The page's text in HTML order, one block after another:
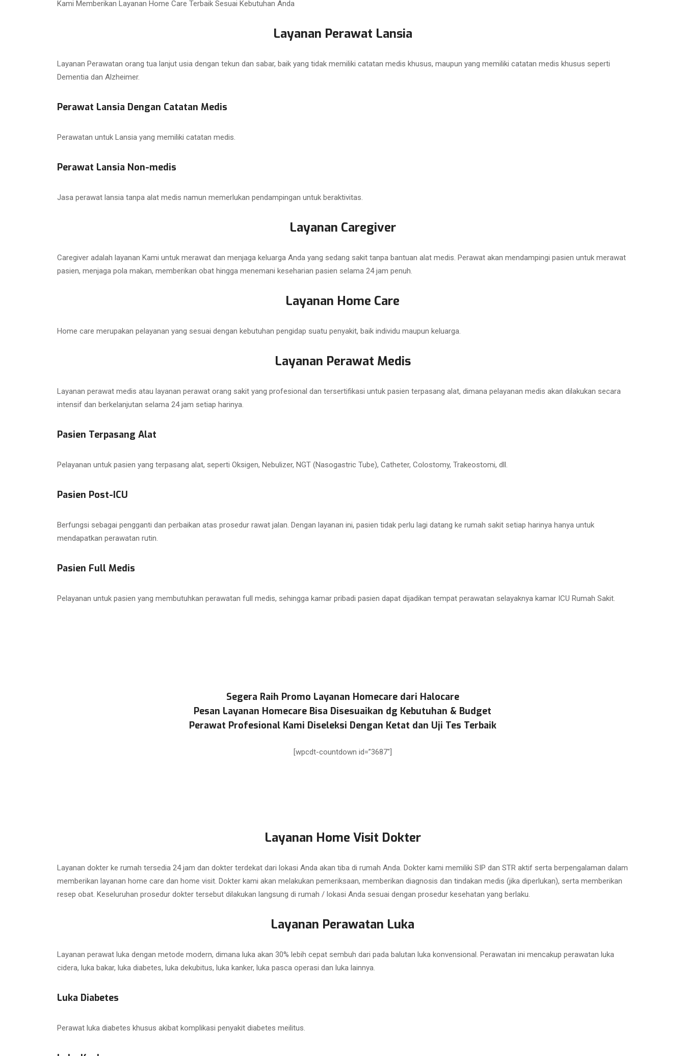
Kami Memberikan Layanan Home Care Terbaik Sesuai Kebutuhan Anda
Layanan Perawat Lansia
Layanan Perawatan orang tua lanjut usia dengan tekun dan sabar, baik yang tidak memiliki catatan medis khusus, maupun yang memiliki catatan medis khusus seperti
Dementia dan Alzheimer.
Perawat Lansia Dengan Catatan Medis
Perawatan untuk Lansia yang memiliki catatan medis.
Perawat Lansia Non-medis
Jasa perawat lansia tanpa alat medis namun memerlukan pendampingan untuk beraktivitas.
Layanan Caregiver
Caregiver adalah layanan Kami untuk merawat dan menjaga keluarga Anda yang sedang sakit tanpa bantuan alat medis. Perawat akan mendampingi pasien untuk merawat
pasien, menjaga pola makan, memberikan obat hingga menemani keseharian pasien selama 24 jam penuh.
Layanan Home Care
Home care merupakan pelayanan yang sesuai dengan kebutuhan pengidap suatu penyakit, baik individu maupun keluarga.
Layanan Perawat Medis
Layanan perawat medis atau layanan perawat orang sakit yang profesional dan tersertifikasi untuk pasien terpasang alat, dimana pelayanan medis akan dilakukan secara
intensif dan berkelanjutan selama 24 jam setiap harinya.
Pasien Terpasang Alat
Pelayanan untuk pasien yang terpasang alat, seperti Oksigen, Nebulizer, NGT (Nasogastric Tube), Catheter, Colostomy, Trakeostomi, dll.
Pasien Post-ICU
Berfungsi sebagai pengganti dan perbaikan atas prosedur rawat jalan. Dengan layanan ini, pasien tidak perlu lagi datang ke rumah sakit setiap harinya hanya untuk
mendapatkan perawatan rutin.
Pasien Full Medis
Pelayanan untuk pasien yang membutuhkan perawatan full medis, sehingga kamar pribadi pasien dapat dijadikan tempat perawatan selayaknya kamar ICU Rumah Sakit.
Segera Raih Promo Layanan Homecare dari Halocare
Pesan Layanan Homecare Bisa Disesuaikan dg Kebutuhan & Budget
Perawat Profesional Kami Diseleksi Dengan Ketat dan Uji Tes Terbaik
[wpcdt-countdown id=”3687″]
Layanan Home Visit Dokter
Layanan dokter ke rumah tersedia 24 jam dan dokter terdekat dari lokasi Anda akan tiba di rumah Anda. Dokter kami memiliki SIP dan STR aktif serta berpengalaman dalam
memberikan layanan home care dan home visit. Dokter kami akan melakukan pemeriksaan, memberikan diagnosis dan tindakan medis (jika diperlukan), serta memberikan
resep obat. Keseluruhan prosedur dokter tersebut dilakukan langsung di rumah / lokasi Anda sesuai dengan prosedur kesehatan yang berlaku.
Layanan Perawatan Luka
Layanan perawat luka dengan metode modern, dimana luka akan 30% lebih cepat sembuh dari pada balutan luka konvensional. Perawatan ini mencakup perawatan luka
cidera, luka bakar, luka diabetes, luka dekubitus, luka kanker, luka pasca operasi dan luka lainnya.
Luka Diabetes
Perawat luka diabetes khusus akibat komplikasi penyakit diabetes meilitus.